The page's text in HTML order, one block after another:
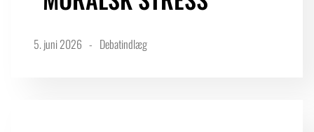
5. juni 2026 Debatindlæg